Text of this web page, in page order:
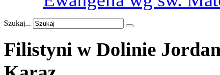
Szukaj...
Filistyni w Dolinie